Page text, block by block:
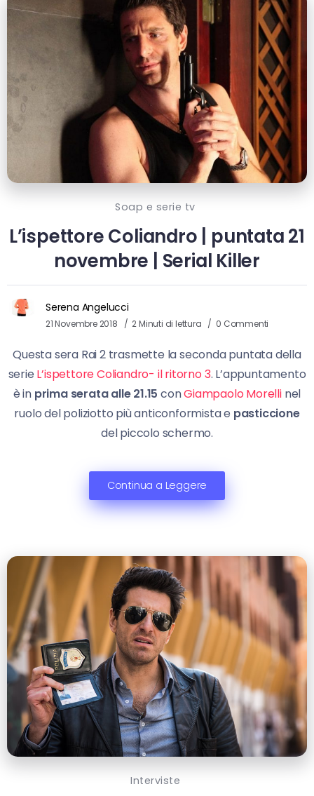
Soap e serie tv
L’ispettore Coliandro | puntata 21
novembre | Serial Killer
Serena Angelucci
21 Novembre 2018 2 Minuti di lettura 0 Commenti
Questa sera Rai 2 trasmette la seconda puntata della
serie L’ispettore Coliandro- il ritorno 3. L’appuntamento
è in prima serata alle 21.15 conGiampaolo Morellinel
ruolo del poliziotto più anticonformista e pasticcione
del piccolo schermo.
Continua a Leggere
Interviste